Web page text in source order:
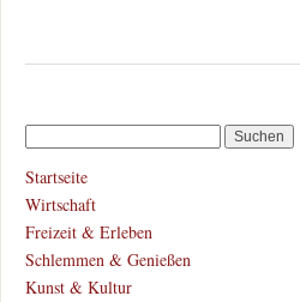
Startseite
Wirtschaft
Freizeit & Erleben
Schlemmen & Genießen
Kunst & Kultur